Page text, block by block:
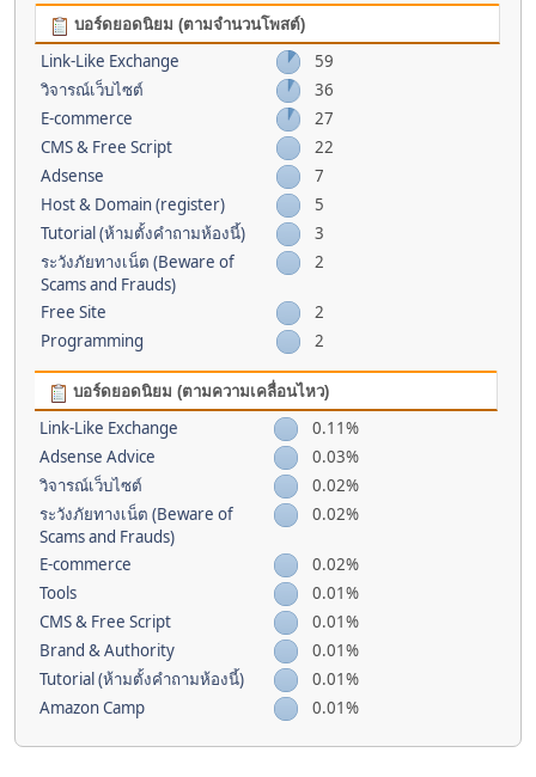
บอร์ดยอดนิยม (ตามจำนวนโพสต์)
Link-Like Exchange
59
วิจารณ์เว็บไซต์
36
E-commerce
27
CMS & Free Script
22
Adsense
7
Host & Domain (register)
5
Tutorial (ห้ามตั้งคำถามห้องนี้)
3
ระวังภัยทางเน็ต (Beware of
Scams and Frauds)
2
Free Site
2
Programming
2
บอร์ดยอดนิยม (ตามความเคลื่อนไหว)
Link-Like Exchange
0.11%
Adsense Advice
0.03%
วิจารณ์เว็บไซต์
0.02%
ระวังภัยทางเน็ต (Beware of
Scams and Frauds)
0.02%
E-commerce
0.02%
Tools
0.01%
CMS & Free Script
0.01%
Brand & Authority
0.01%
Tutorial (ห้ามตั้งคำถามห้องนี้)
0.01%
Amazon Camp
0.01%